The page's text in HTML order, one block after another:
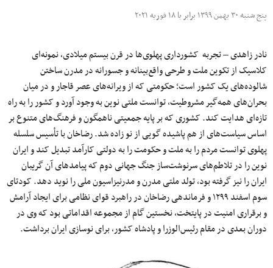
پنج شنبه ۳۰ بهمن ۱۳۹۹ برابر با ۱۸ فوریه ۲۰۲۱
نادر زاهدی – تجربه کشورداری پهلوی‌ها در قرن بیستم میلادی، نمونه‌ای
کلاسیک از تکوین ملت و طرحی واقع‌بینانه و جسورانه در مدرن ساختن
شالوده‌های یک کشور است؛ حکومتی که از ویرانه‌های عصر قاجار و در میان
بحران‌های همه‌گیر مشروطیت، توانست ملتی نوین به وجود آورد و کشور را به راه
تازه‌ای هدایت کند. کشوری که بر پایه جمعیتی ناهمگون و فرهنگ‌های متنوع بر
اساس سیاست‌های از هم پاشیده گویی از نو زاده شد. رضاخان با تأسیس سلسله
پهلوی توانست مردم را به ملت و حکومت را به دولتی کارآمد تبدیل کند و ایران
نوین را در تلاطم‌های سرنوشت‌ساز جنگ جهانی دوم که پیامدهای آن گریبان
ایران را نیز گرفته بود، تولد ملتی مدرن و مدرنیزاسیون ملی را نوید دهد. کودتای
سوم اسفند ۱۲۹۹ و فرماندهی رضاخان در راهبرد قوای نظامی ‌برای ایجاد آرامش
و برقراری امنیت در پایتخت، نخستین گام از مجموعه اقداماتی بود که وی در
دوران بعدی در مقام رئیس‌الوزرا و پادشاه کشور، برای نوسازی ایران برداشت.